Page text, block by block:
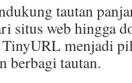
tautan
situs web hingga
menjadi
berbagi tautan.